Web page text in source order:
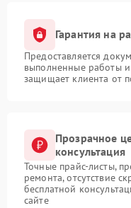
Гарантия на
Предоставляется
выполненные работы и
защищает клиента от
Прозрачное
консультация
Точные прайс-листы,
ремонта, отсутствие
бесплатной
сайте